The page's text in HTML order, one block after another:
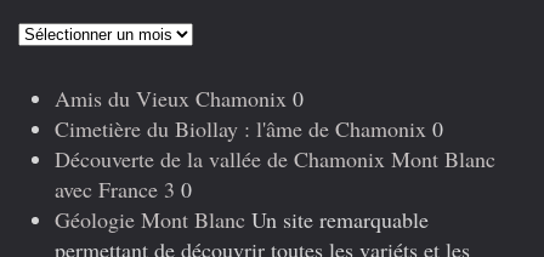
Articles
Amis du Vieux Chamonix 0
Cimetière du Biollay : l'âme de Chamonix 0
Découverte de la vallée de Chamonix Mont Blanc
avec France 3 0
Géologie Mont Blanc Un site remarquable
permettant de découvrir toutes les variéts et les